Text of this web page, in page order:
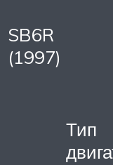
SB6R
(1997)
Тип